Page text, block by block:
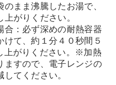
のまま沸騰したお湯で、
がりください。
合：必ず深めの耐熱容器
けて、約１分４０秒間５
上がりください。※加熱
ますので、電子レンジの
てください。